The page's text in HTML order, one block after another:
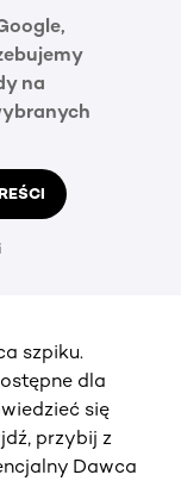
na
szpiku.
dla
się
przybij z
Dawca